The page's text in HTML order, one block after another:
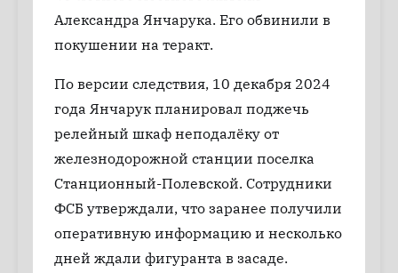
Александра Янчарука. Его обвинили в
покушении на теракт.
По версии следствия, 10 декабря 2024
года Янчарук планировал поджечь
релейный шкаф неподалёку от
железнодорожной станции поселка
Станционный-Полевской. Сотрудники
ФСБ утверждали, что заранее получили
оперативную информацию и несколько
дней ждали фигуранта в засаде.